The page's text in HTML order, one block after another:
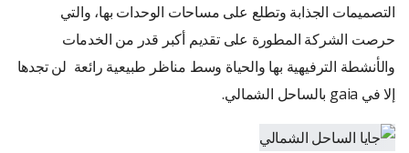
التصميمات الجذابة وتطلع على مساحات الوحدات بها، والتي
حرصت الشركة المطورة على تقديم أكبر قدر من الخدمات
والأنشطة الترفيهية بها والحياة وسط مناظر طبيعية رائعة لن تجدها
إلا في gaia بالساحل الشمالي.